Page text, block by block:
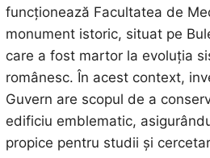
funcționează Facultatea de
monument istoric, situat pe
care a fost martor la evoluția
românesc. În acest context,
Guvern are scopul de a
edificiu emblematic,
propice pentru studii și